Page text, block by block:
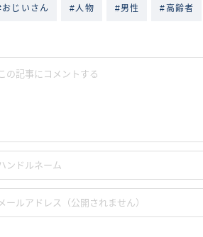
おじいさん #人物 #男性 #高齢者